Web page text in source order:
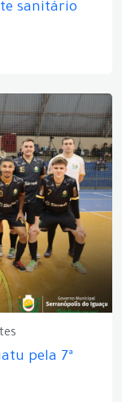
sanitário
pela 7ª